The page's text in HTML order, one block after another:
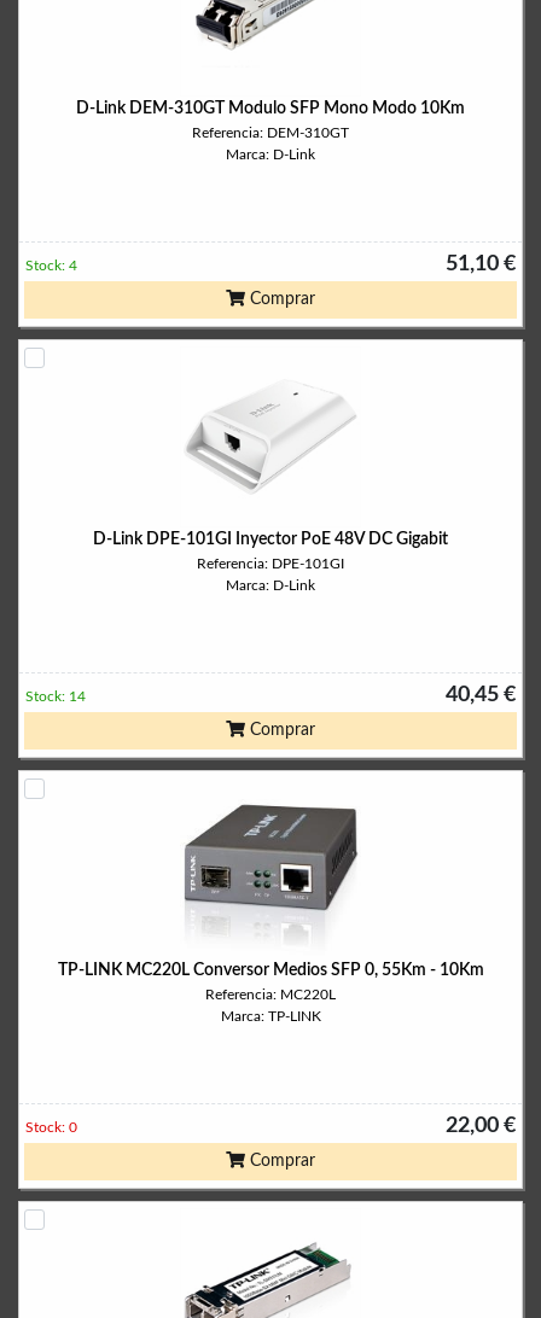
D-Link DEM-310GT Modulo SFP Mono Modo 10Km
Referencia: DEM-310GT
Marca: D-Link
51,10 €
Stock: 4
Comprar
D-Link DPE-101GI Inyector PoE 48V DC Gigabit
Referencia: DPE-101GI
Marca: D-Link
40,45 €
Stock: 14
Comprar
TP-LINK MC220L Conversor Medios SFP 0, 55Km - 10Km
Referencia: MC220L
Marca: TP-LINK
22,00 €
Stock: 0
Comprar